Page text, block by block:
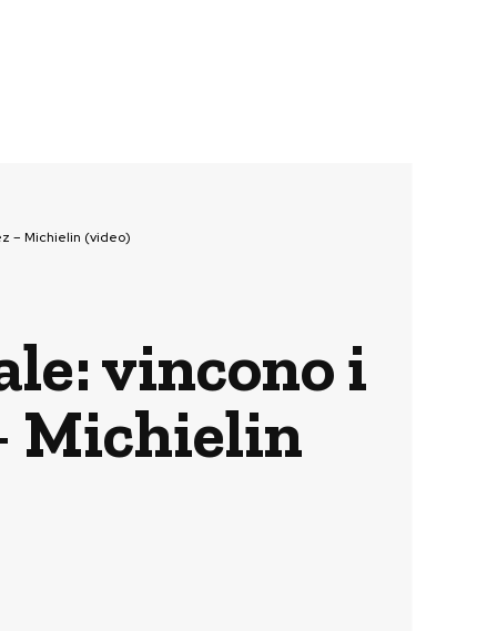
– Michielin (video)
vincono i
Michielin